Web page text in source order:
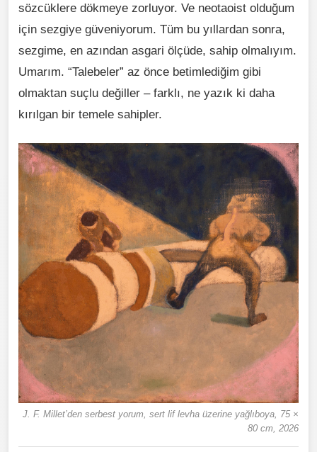
sözcüklere dökmeye zorluyor. Ve neotaoist olduğum
için sezgiye güveniyorum. Tüm bu yıllardan sonra,
sezgime, en azından asgari ölçüde, sahip olmalıyım.
Umarım. “Talebeler” az önce betimlediğim gibi
olmaktan suçlu değiller – farklı, ne yazık ki daha
kırılgan bir temele sahipler.
J. F. Millet’den serbest yorum, sert lif levha üzerine yağlıboya, 75 ×
80 cm, 2026